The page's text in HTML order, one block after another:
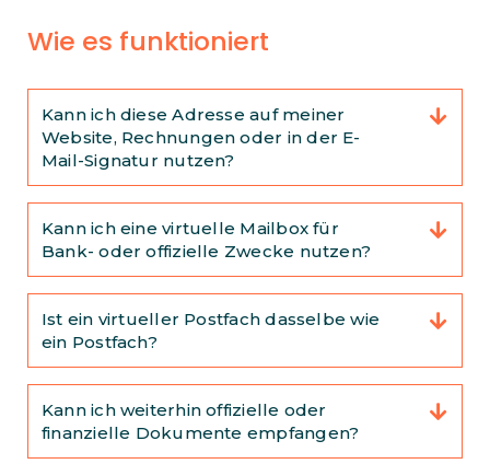
Wie es funktioniert
Kann ich diese Adresse auf meiner
Website, Rechnungen oder in der E-
Mail-Signatur nutzen?
Kann ich eine virtuelle Mailbox für
Bank- oder offizielle Zwecke nutzen?
Ist ein virtueller Postfach dasselbe wie
ein Postfach?
Kann ich weiterhin offizielle oder
finanzielle Dokumente empfangen?